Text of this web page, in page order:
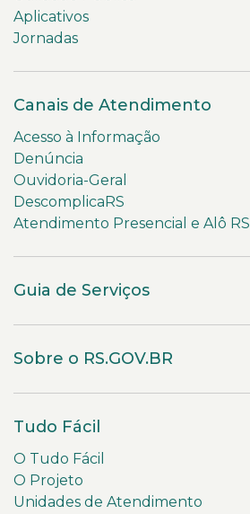
Aplicativos
Jornadas
Canais de Atendimento
Acesso à Informação
Denúncia
Ouvidoria-Geral
DescomplicaRS
Atendimento Presencial e Alô RS
Guia de Serviços
Sobre o RS.GOV.BR
Tudo Fácil
O Tudo Fácil
O Projeto
Unidades de Atendimento